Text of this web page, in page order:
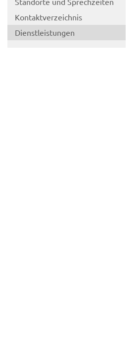
Kon­takt­ver­zeich­nis
Dienst­leis­tun­gen